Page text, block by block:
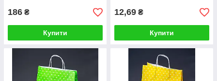
186 ₴
Купити
12,69 ₴
Купити